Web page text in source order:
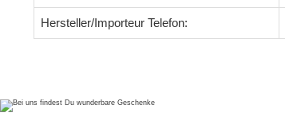
Hersteller/Importeur Telefon: